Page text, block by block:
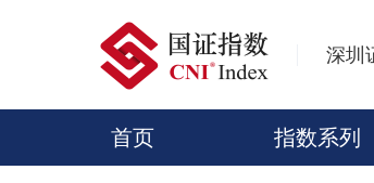
深圳
首页 指数系列